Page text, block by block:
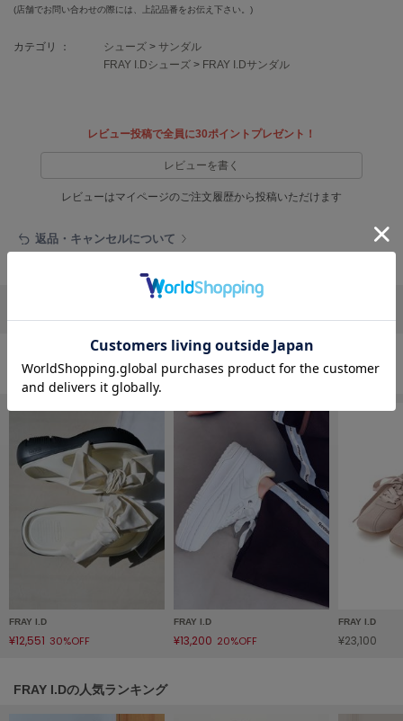
EIMY ISTOIRE
エイミー イストワール
emmi
emmi yoga
FRAY I.D
FURFUR
ファーファー
gelato pique
ジェラート ピケ
gelato pique Sleep
ジェラート ピケ スリープ
グラミチ
(店舗でお問い合わせの際には、上記品番をお伝え下さい。)
カテゴリ ： シューズ > サンダル
FRAY I.Dシューズ > FRAY I.Dサンダル
レビュー投稿で全員に30ポイントプレゼント！
レビューを書く
レビューはマイページのご注文履歴から投稿いただけます
返品・キャンセルについて
シューズの人気ランキング
FRAY I.D
¥12,551 30%OFF
FRAY I.D
¥13,200 20%OFF
FRAY I.D
¥23,100
FRAY I.Dの人気ランキング